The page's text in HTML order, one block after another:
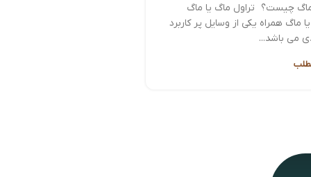
چیست؟ تراول ماگ یا ماگ
ماگ همراه یکی از وسایل پر کاربرد
می باشد...